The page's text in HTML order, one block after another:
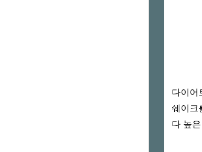
다이어
쉐이크
다 높